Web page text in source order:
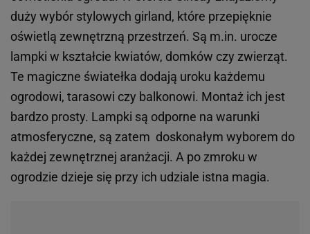
duży wybór stylowych girland, które przepięknie
oświetlą zewnętrzną przestrzeń. Są m.in. urocze
lampki w kształcie kwiatów, domków czy zwierząt.
Te magiczne światełka dodają uroku każdemu
ogrodowi, tarasowi czy balkonowi. Montaż ich jest
bardzo prosty. Lampki są odporne na warunki
atmosferyczne, są zatem doskonałym wyborem do
każdej zewnętrznej aranżacji. A po zmroku w
ogrodzie dzieje się przy ich udziale istna magia.